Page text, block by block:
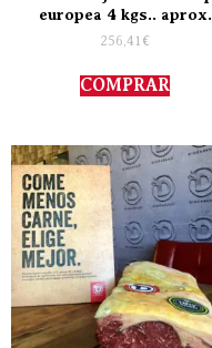
europea 4 kgs.. aprox.
256,41 €
COMPRAR